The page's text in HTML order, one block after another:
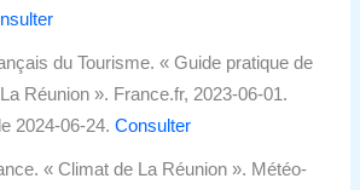
du Tourisme. « Guide pratique de
Réunion ». France.fr, 2023-06-01.
2024-06-24.Consulter
« Climat de La Réunion ». Météo-